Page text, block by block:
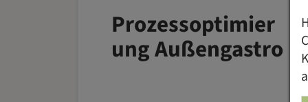
Prozessoptimier
ung Außengastro